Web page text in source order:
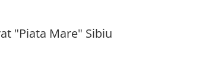
"Piata Mare" Sibiu